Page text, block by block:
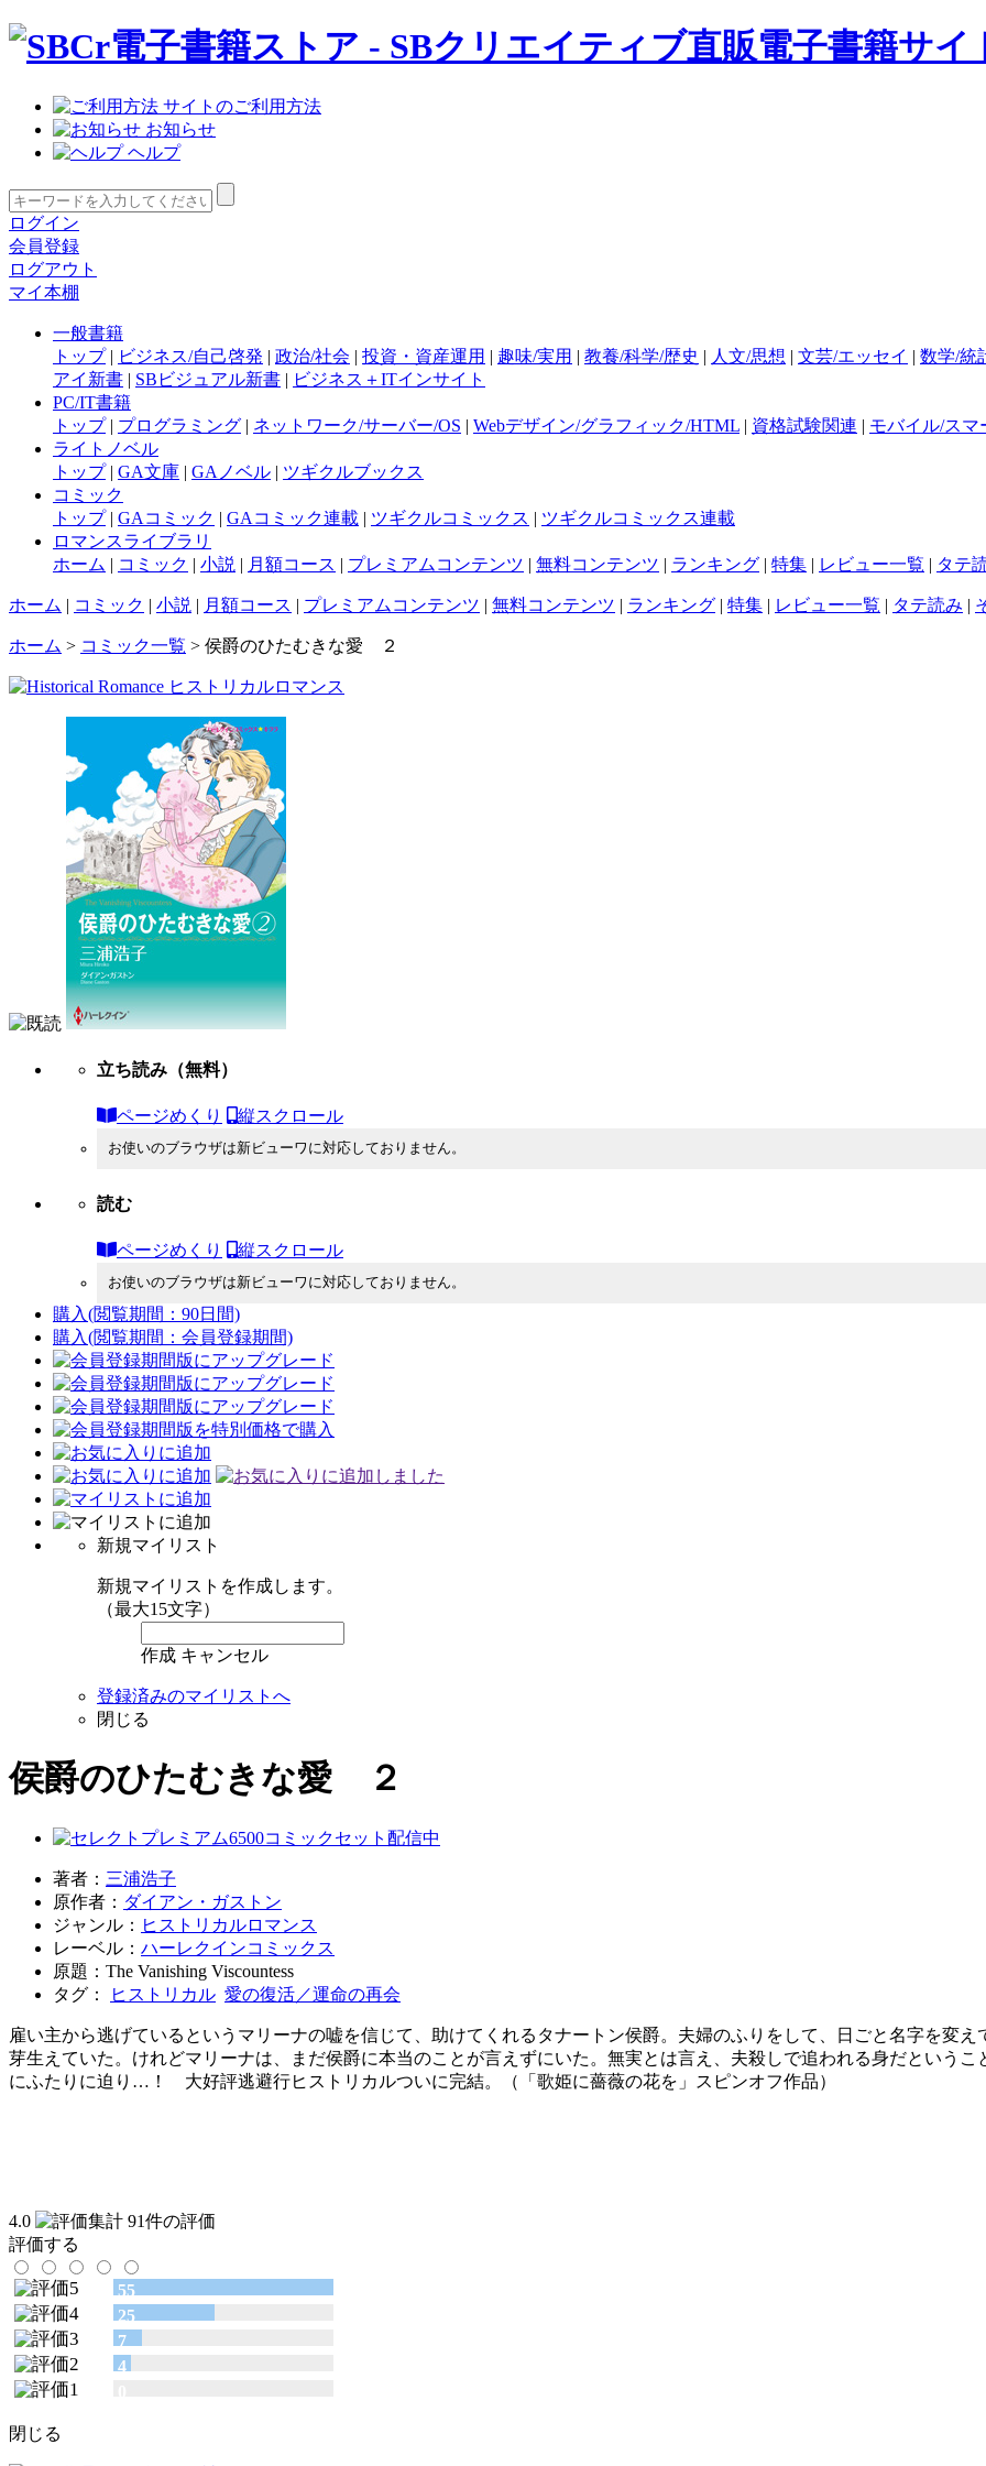
サイトのご利用方法
お知らせ
ヘルプ
ログイン
会員登録
ログアウト
マイ本棚
一般書籍
トップ| ビジネス/自己啓発 | 政治/社会 | 投資・資産運用 | 趣味/実用 | 教養/科学/歴史 | 人文/思想 | 文芸/エッセイ | 数学/統
アイ新書 | SBビジュアル新書 | ビジネス＋ITインサイト
PC/IT書籍
トップ| プログラミング | ネットワーク/サーバー/OS | Webデザイン/グラフィック/HTML | 資格試験関連 | モバイル/スマ
ライトノベル
トップ| GA文庫 | GAノベル | ツギクルブックス
コミック
トップ| GAコミック | GAコミック連載 | ツギクルコミックス | ツギクルコミックス連載
ロマンスライブラリ
ホーム | コミック | 小説 | 月額コース | プレミアムコンテンツ | 無料コンテンツ | ランキング | 特集 | レビュー一覧 | タテ
ホーム | コミック | 小説 | 月額コース | プレミアムコンテンツ | 無料コンテンツ | ランキング | 特集 | レビュー一覧 | タテ読み |
ホーム > コミック一覧 > 侯爵のひたむきな愛 ２
立ち読み （無料）
ページめくり 縦スクロール
お使いのブラウザは新ビューワに対応しておりません。
読む
ページめくり 縦スクロール
お使いのブラウザは新ビューワに対応しておりません。
購入(閲覧期間：90日間)
購入(閲覧期間：会員登録期間)
新規マイリスト
新規マイリストを作成します。
（最大15文字）
作成 キャンセル
登録済みのマイリストへ
閉じる
侯爵のひたむきな愛 ２
著者： 三浦浩子
原作者： ダイアン・ガストン
ジャンル： ヒストリカルロマンス
レーベル： ハーレクインコミックス
原題：The Vanishing Viscountess
タグ：
ヒストリカル 愛の復活／運命の再会
雇い主から逃げているというマリーナの嘘を信じて、助けてくれるタナートン侯爵。夫婦のふりをして、日ごと名字を変
芽生えていた。けれどマリーナは、まだ侯爵に本当のことが言えずにいた。無実とは言え、夫殺しで追われる身だという
にふたりに迫り…！ 大好評逃避行ヒストリカルついに完結。（「歌姫に薔薇の花を」スピンオフ作品）
4.0
91件の評価
評価する
55
25
7
4
閉じる